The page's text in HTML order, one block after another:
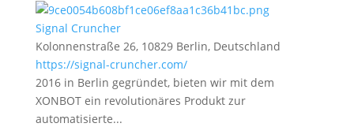
Signal Cruncher
Kolonnenstraße 26, 10829 Berlin, Deutschland
https://signal-cruncher.com/
2016 in Berlin gegründet, bieten wir mit dem
XONBOT ein revolutionäres Produkt zur
automatisierte...